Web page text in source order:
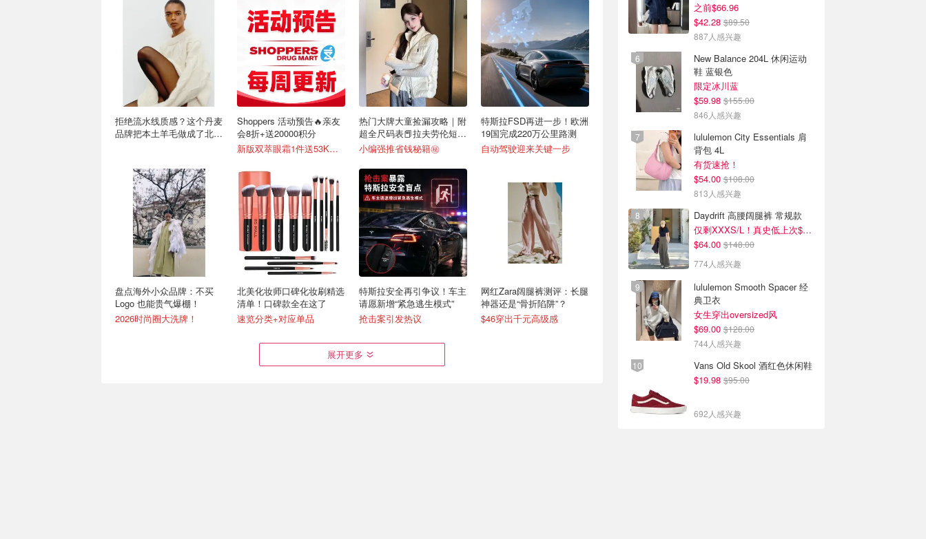
拒绝流水线质感？这个丹麦
品牌把本土羊毛做成了北欧
盘点海外小众品牌：不买
Logo 也能贵气爆棚！
2026时尚圈大洗牌！
Shoppers 活动预告🔥亲友
会8折+送20000积分
新版双萃眼霜1件送53K积分
北美化妆师口碑化妆刷精选
清单！口碑款全在这了
速览分类+对应单品
热门大牌大童捡漏攻略｜附
超全尺码表📕拉夫劳伦短袖
$26.99
小编强推省钱秘籍㊙️
特斯拉安全再引争议！车主
请愿新增“紧急逃生模式”
抢击案引发热议
特斯拉FSD再进一步！欧洲
19国完成220万公里路测
自动驾驶迎来关键一步
网红Zara阔腿裤测评：长腿
神器还是“骨折陷阱”？
$46穿出千元高级感
展开更多
之前$66.96
$42.28 $89.50
887人感兴趣
New Balance 204L 休闲运动
鞋 蓝银色
限定冰川蓝
$59.98 $155.00
846人感兴趣
lululemon City Essentials 肩
背包 4L
有货速抢！
$54.00 $108.00
813人感兴趣
Daydrift 高腰阔腿裤 常规款
仅剩XXXS/L！真史低上次$114
$64.00 $148.00
774人感兴趣
lululemon Smooth Spacer 经
典卫衣
女生穿出oversized风
$69.00 $128.00
744人感兴趣
Vans Old Skool 酒红色休闲鞋
$19.98 $95.00
692人感兴趣